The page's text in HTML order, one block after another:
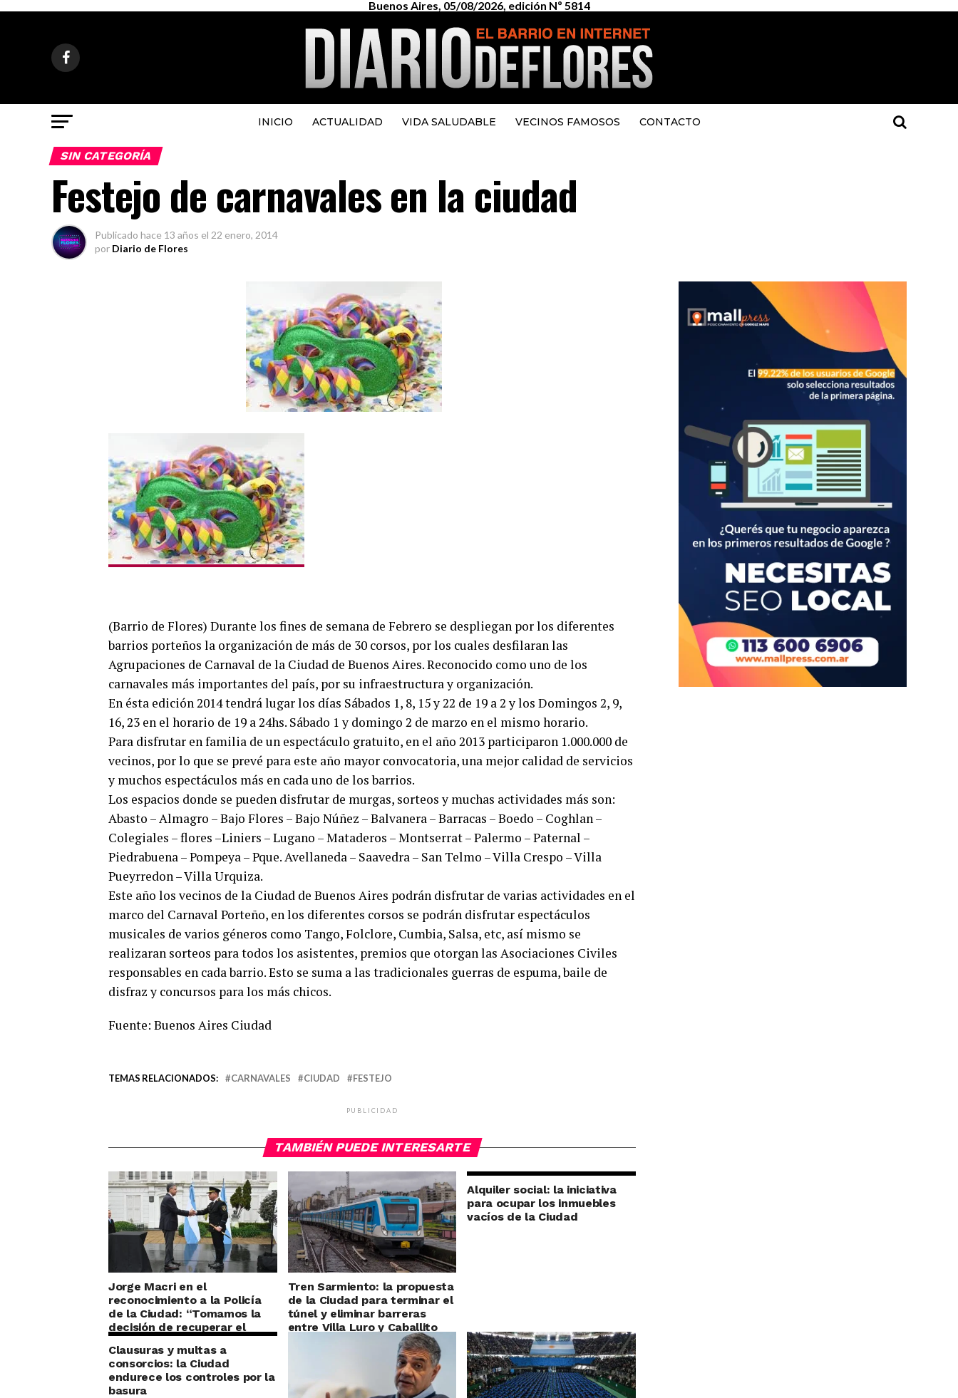
Buenos Aires, 05/08/2026, edición Nº 5814
INICIO ACTUALIDAD VIDA SALUDABLE VECINOS FAMOSOS CONTACTO
SIN CATEGORÍA
Festejo de carnavales en la ciudad
Publicado hace 13 años el 22 enero, 2014
por Diario de Flores
(Barrio de Flores) Durante los fines de semana de Febrero se despliegan por los diferentes
barrios porteños la organización de más de 30 corsos, por los cuales desfilaran las
Agrupaciones de Carnaval de la Ciudad de Buenos Aires. Reconocido como uno de los
carnavales más importantes del país, por su infraestructura y organización.
En ésta edición 2014 tendrá lugar los días Sábados 1, 8, 15 y 22 de 19 a 2 y los Domingos 2, 9,
16, 23 en el horario de 19 a 24hs. Sábado 1 y domingo 2 de marzo en el mismo horario.
Para disfrutar en familia de un espectáculo gratuito, en el año 2013 participaron 1.000.000 de
vecinos, por lo que se prevé para este año mayor convocatoria, una mejor calidad de servicios
y muchos espectáculos más en cada uno de los barrios.
Los espacios donde se pueden disfrutar de murgas, sorteos y muchas actividades más son:
Abasto – Almagro – Bajo Flores – Bajo Núñez – Balvanera – Barracas – Boedo – Coghlan –
Colegiales – flores –Liniers – Lugano – Mataderos – Montserrat – Palermo – Paternal –
Piedrabuena – Pompeya – Pque. Avellaneda – Saavedra – San Telmo – Villa Crespo – Villa
Pueyrredon – Villa Urquiza.
Este año los vecinos de la Ciudad de Buenos Aires podrán disfrutar de varias actividades en el
marco del Carnaval Porteño, en los diferentes corsos se podrán disfrutar espectáculos
musicales de varios géneros como Tango, Folclore, Cumbia, Salsa, etc, así mismo se
realizaran sorteos para todos los asistentes, premios que otorgan las Asociaciones Civiles
responsables en cada barrio. Esto se suma a las tradicionales guerras de espuma, baile de
disfraz y concursos para los más chicos.
Fuente: Buenos Aires Ciudad
TEMAS RELACIONADOS: CARNAVALES CIUDAD FESTEJO
PUBLICIDAD
TAMBIÉN PUEDE INTERESARTE
Jorge Macri en el
reconocimiento a la Policía
de la Ciudad: “Tomamos la
decisión de recuperar el
orden”
Tren Sarmiento: la propuesta
de la Ciudad para terminar el
túnel y eliminar barreras
entre Villa Luro y Caballito
Alquiler social: la iniciativa
para ocupar los inmuebles
vacíos de la Ciudad
Clausuras y multas a
consorcios: la Ciudad
endurece los controles por la
basura